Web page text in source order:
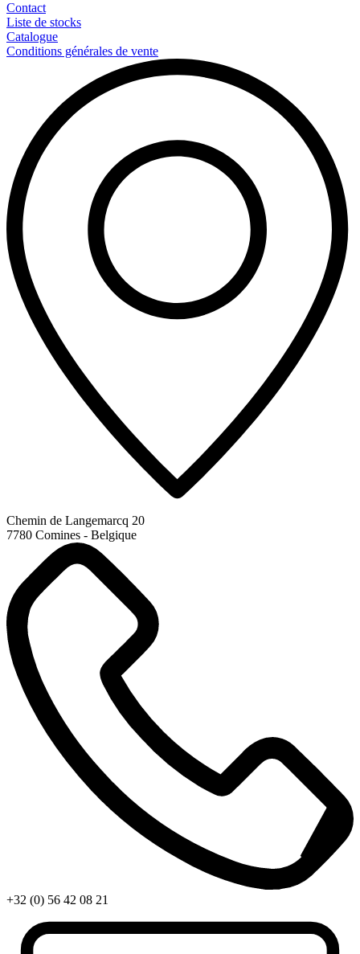
Contact
Liste de stocks
Catalogue
Conditions générales de vente
Chemin de Langemarcq 20
7780 Comines - Belgique
+32 (0) 56 42 08 21